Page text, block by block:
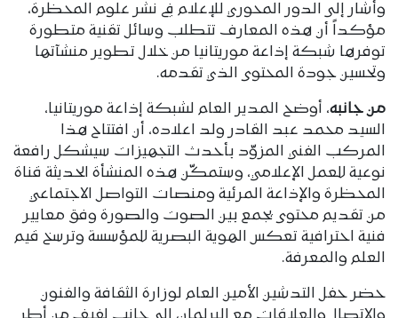
وأشار إلى الدور المحوري للإعلام في نشر علوم المحظرة،
مؤكداً أن هذه المعارف تتطلب وسائل تقنية متطورة
توفرها شبكة إذاعة موريتانيا من خلال تطوير منشآتها
وتحسين جودة المحتوى الذي تقدمه.
من جانبه، أوضح المدير العام لشبكة إذاعة موريتانيا،
السيد محمد عبد القادر ولد اعلاده، أن افتتاح هذا
المركب الفني المزوّد بأحدث التجهيزات سيشكل رافعة
نوعية للعمل الإعلامي، وستمكّن هذه المنشأة الحديثة قناة
المحظرة والإذاعة المرئية ومنصات التواصل الاجتماعي
من تقديم محتوى يجمع بين الصوت والصورة وفق معايير
فنية احترافية تعكس الهوية البصرية للمؤسسة وترسخ قيم
العلم والمعرفة.
حضر حفل التدشين الأمين العام لوزارة الثقافة والفنون